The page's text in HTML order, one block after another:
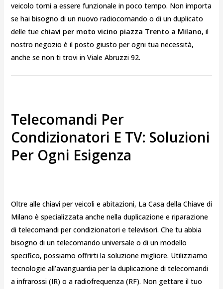
veicolo torni a essere funzionale in poco tempo. Non importa
se hai bisogno di un nuovo radiocomando o di un duplicato
delle tue chiavi per moto vicino piazza Trento a Milano, il
nostro negozio è il posto giusto per ogni tua necessità,
anche se non ti trovi in Viale Abruzzi 92.
Telecomandi Per
Condizionatori E TV: Soluzioni
Per Ogni Esigenza
Oltre alle chiavi per veicoli e abitazioni, La Casa della Chiave di
Milano è specializzata anche nella duplicazione e riparazione
di telecomandi per condizionatori e televisori. Che tu abbia
bisogno di un telecomando universale o di un modello
specifico, possiamo offrirti la soluzione migliore. Utilizziamo
tecnologie all’avanguardia per la duplicazione di telecomandi
a infrarossi (IR) o a radiofrequenza (RF). Non gettare il tuo